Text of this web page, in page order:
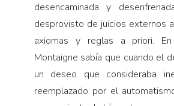
desencaminada y
desprovisto de juicios externos
axiomas y reglas a priori.
Montaigne sabía que cuando el
un deseo que consideraba
reemplazado por el